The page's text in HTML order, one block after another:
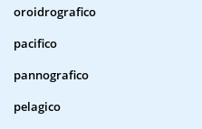
oroidrografico
pacifico
pannografico
pelagico